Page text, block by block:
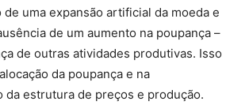
uma expansão artificial da moeda e
de um aumento na poupança –
de outras atividades produtivas. Isso
da poupança e na
da estrutura de preços e produção.